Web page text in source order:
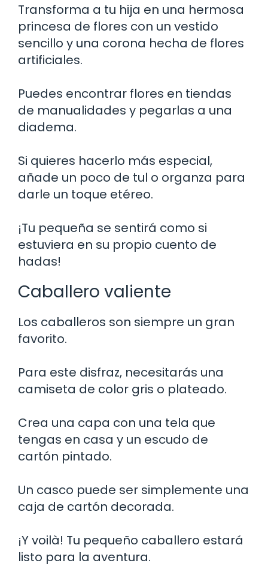
Transforma a tu hija en una hermosa
princesa de flores con un vestido
sencillo y una corona hecha de flores
artificiales.
Puedes encontrar flores en tiendas
de manualidades y pegarlas a una
diadema.
Si quieres hacerlo más especial,
añade un poco de tul o organza para
darle un toque etéreo.
¡Tu pequeña se sentirá como si
estuviera en su propio cuento de
hadas!
Caballero valiente
Los caballeros son siempre un gran
favorito.
Para este disfraz, necesitarás una
camiseta de color gris o plateado.
Crea una capa con una tela que
tengas en casa y un escudo de
cartón pintado.
Un casco puede ser simplemente una
caja de cartón decorada.
¡Y voilà! Tu pequeño caballero estará
listo para la aventura.